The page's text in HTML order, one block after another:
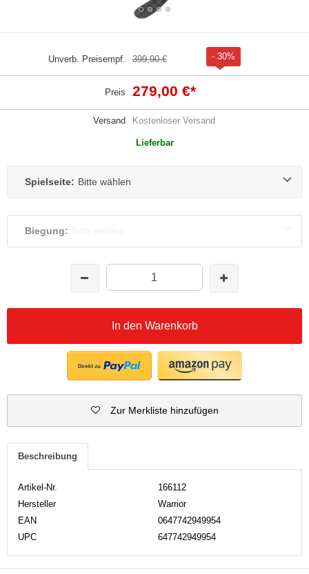
Unverb. Preisempf. 399,90 € - 30%
Preis 279,00 €*
Versand Kostenloser Versand
Lieferbar
Spielseite: Bitte wählen
Biegung:
In den Warenkorb
Zur Merkliste hinzufügen
Beschreibung
Artikel-Nr.
166112
Hersteller
Warrior
EAN
0647742949954
UPC
647742949954